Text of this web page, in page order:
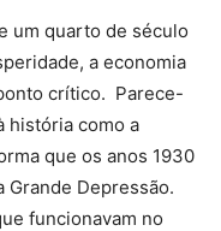
um quarto de século
a economia
crítico. Parece-
história como a
que os anos 1930
Grande Depressão.
funcionavam no